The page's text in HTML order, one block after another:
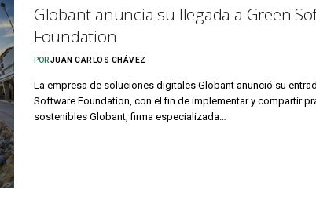
Globant anuncia su llegada a Green
Foundation
POR JUAN CARLOS CHÁVEZ
La empresa de soluciones digitales Globant anunció su
Software Foundation, con el fin de implementar y compartir
sostenibles Globant, firma especializada…